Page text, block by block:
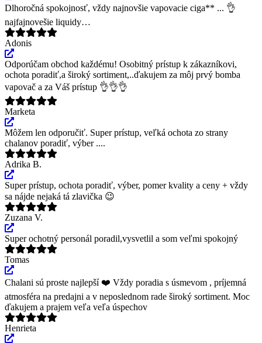
Dlhoročná spokojnosť, vždy najnovšie vapovacie ciga** ... 👌
najfajnovešie liquidy…
Adonis
Odporúčam obchod každému! Osobitný prístup k zákazníkovi,
ochota poradiť,a široký sortiment,..ďakujem za môj prvý bomba
vapovač a za Váš prístup 👌👌👌
Marketa
Môžem len odporučiť. Super prístup, veľká ochota zo strany
chalanov poradiť, výber ....
Adrika B.
Super prístup, ochota poradiť, výber, pomer kvality a ceny + vždy
sa nájde nejaká tá zlavička 😉
Zuzana V.
Super ochotný personál poradil,vysvetlil a som veľmi spokojný
Tomas
Chalani sú proste najlepší ❤️ Vždy poradia s úsmevom , príjemná
atmosféra na predajni a v neposlednom rade široký sortiment. Moc
ďakujem a prajem veľa veľa úspechov
Henrieta